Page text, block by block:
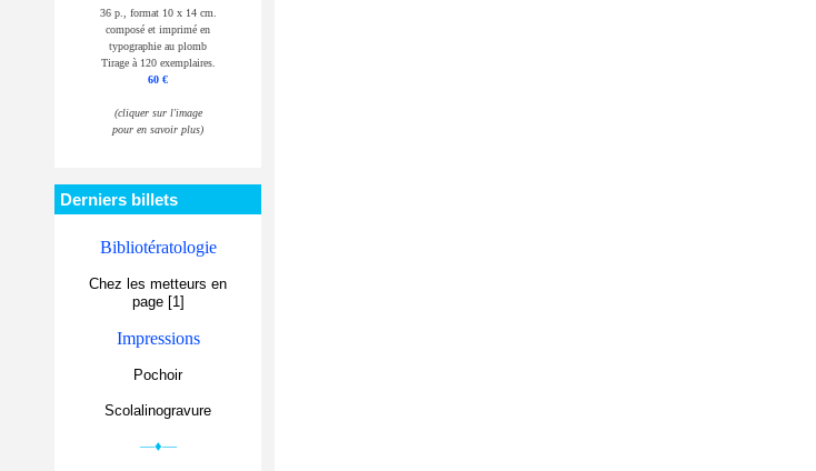
36 p., format 10 x 14 cm.
composé et imprimé en
typographie au plomb
Tirage à 120 exemplaires.
60 €
(cliquer sur l'image
pour en savoir plus)
Derniers billets
Bibliotératologie
Chez les metteurs en
page [1]
Impressions
Pochoir
Scolalinogravure
—♦—